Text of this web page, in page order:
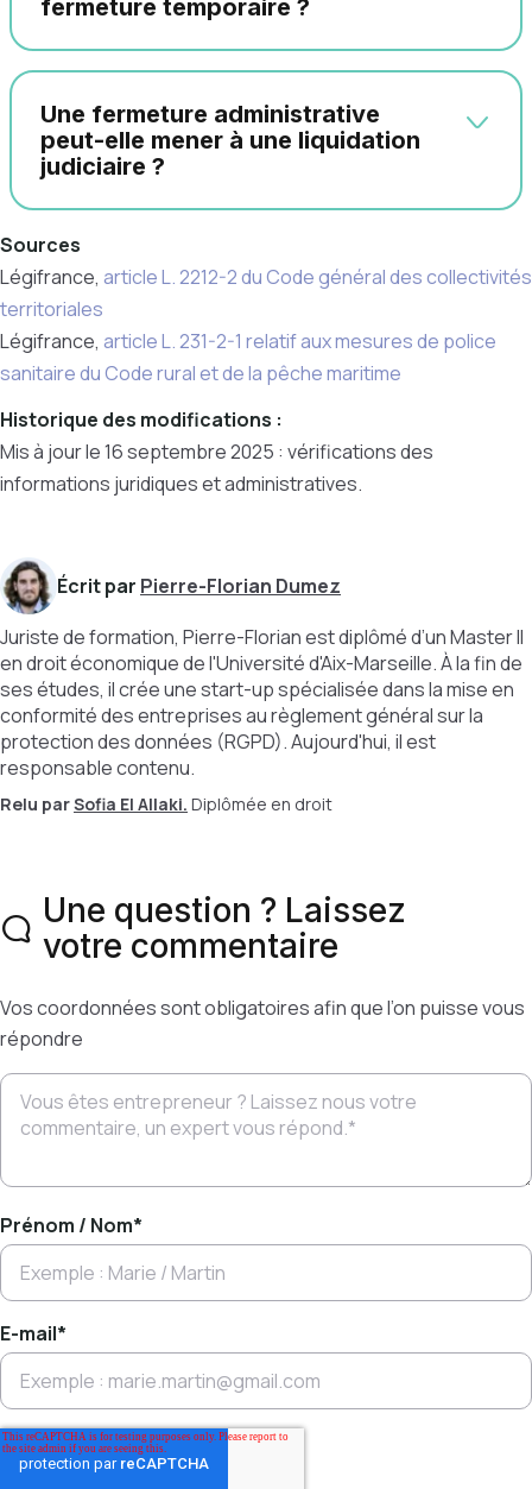
fermeture temporaire ?
Une fermeture administrative
peut-elle mener à une liquidation
judiciaire ?
Sources
Légifrance, article L. 2212-2 du Code général des collectivités
territoriales
Légifrance, article L. 231-2-1 relatif aux mesures de police
sanitaire du Code rural et de la pêche maritime
Historique des modifications :
Mis à jour le 16 septembre 2025 : vérifications des
informations juridiques et administratives.
Écrit par Pierre-Florian Dumez
Juriste de formation, Pierre-Florian est diplômé d’un Master II
en droit économique de l'Université d'Aix-Marseille. À la fin de
ses études, il crée une start-up spécialisée dans la mise en
conformité des entreprises au règlement général sur la
protection des données (RGPD). Aujourd'hui, il est
responsable contenu.
Relu parSofia El Allaki. Diplômée en droit
Une question ? Laissez
votre commentaire
Vos coordonnées sont obligatoires afin que l’on puisse vous
répondre
Prénom / Nom*
E-mail*